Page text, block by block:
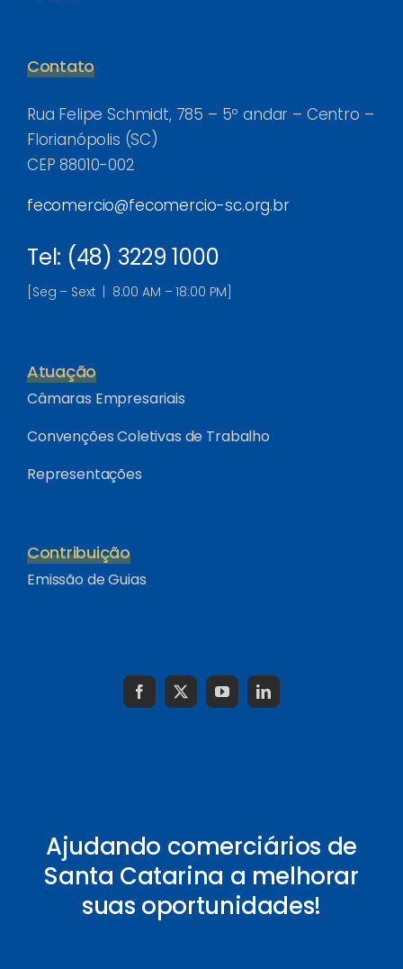
Contato
Rua Felipe Schmidt, 785 – 5º andar – Centro –
Florianópolis (SC)
CEP 88010-002
fecomercio@fecomercio-sc.org.br
Tel: (48) 3229 1000
[Seg – Sext | 8:00 AM – 18:00 PM]
Atuação
Câmaras Empresariais
Convenções Coletivas de Trabalho
Representações
Contribuição
Emissão de Guias
Ajudando comerciários de
Santa Catarina a melhorar
suas oportunidades!